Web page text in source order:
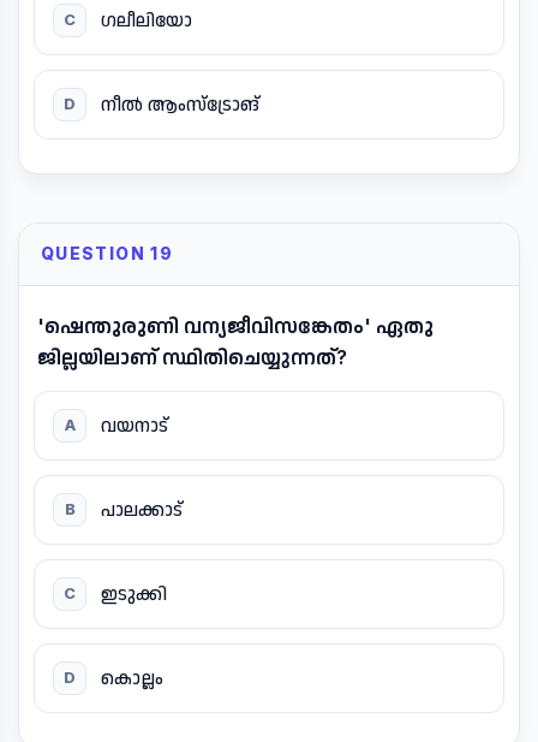
C ഗലീലിയോ
D നീൽ ആംസ്ട്രോങ്
QUESTION 19
'ഷെന്തുരുണി വന്യജീവിസങ്കേതം' ഏതു
ജില്ലയിലാണ് സ്ഥിതിചെയ്യുന്നത്?
A വയനാട്
B പാലക്കാട്
C ഇടുക്കി
D കൊല്ലം